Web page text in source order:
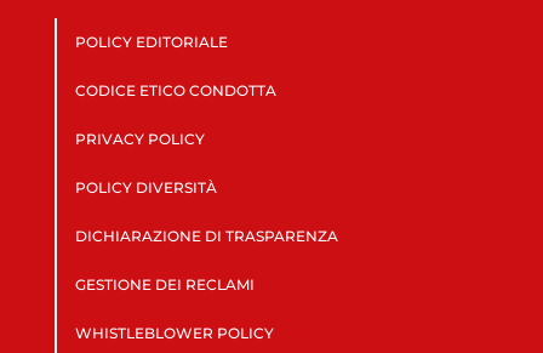
POLICY EDITORIALE
CODICE ETICO CONDOTTA
PRIVACY POLICY
POLICY DIVERSITÀ
DICHIARAZIONE DI TRASPARENZA
GESTIONE DEI RECLAMI
WHISTLEBLOWER POLICY